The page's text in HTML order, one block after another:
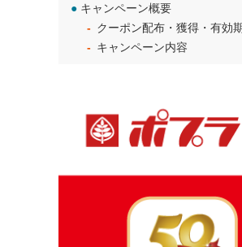
● キャンペーン概要
クーポン配布・獲得・有効
キャンペーン内容